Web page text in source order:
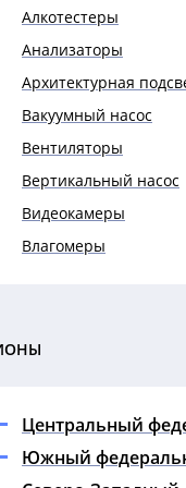
Алкотестеры
Анализаторы
Архитектурная
Вакуумный насос
Вентиляторы
Вертикальный насос
Видеокамеры
Влагомеры
Гигрометры
Дефектоскопы
Динамометры
Центральный
Южный